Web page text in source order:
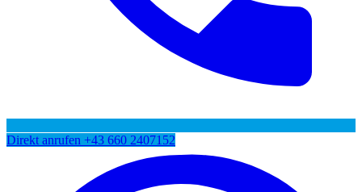
Direkt anrufen +43 660 2407152